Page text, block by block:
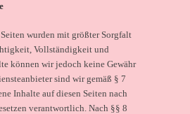
wurden mit größter Sorgfalt
Vollständigkeit und
können wir jedoch keine Gewähr
sind wir gemäß § 7
Inhalte auf diesen Seiten nach
verantwortlich. Nach §§ 8